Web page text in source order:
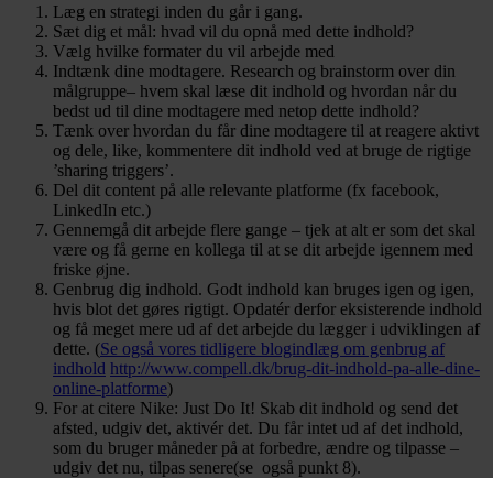
Læg en strategi inden du går i gang.
Sæt dig et mål: hvad vil du opnå med dette indhold?
Vælg hvilke formater du vil arbejde med
Indtænk dine modtagere. Research og brainstorm over din
målgruppe– hvem skal læse dit indhold og hvordan når du
bedst ud til dine modtagere med netop dette indhold?
Tænk over hvordan du får dine modtagere til at reagere aktivt
og dele, like, kommentere dit indhold ved at bruge de rigtige
’sharing triggers’.
Del dit content på alle relevante platforme (fx facebook,
LinkedIn etc.)
Gennemgå dit arbejde flere gange – tjek at alt er som det skal
være og få gerne en kollega til at se dit arbejde igennem med
friske øjne.
Genbrug dig indhold. Godt indhold kan bruges igen og igen,
hvis blot det gøres rigtigt. Opdatér derfor eksisterende indhold
og få meget mere ud af det arbejde du lægger i udviklingen af
dette. (Se også vores tidligere blogindlæg om genbrug af
indhold http://www.compell.dk/brug-dit-indhold-pa-alle-dine-
online-platforme)
For at citere Nike: Just Do It! Skab dit indhold og send det
afsted, udgiv det, aktivér det. Du får intet ud af det indhold,
som du bruger måneder på at forbedre, ændre og tilpasse –
udgiv det nu, tilpas senere(se også punkt 8).